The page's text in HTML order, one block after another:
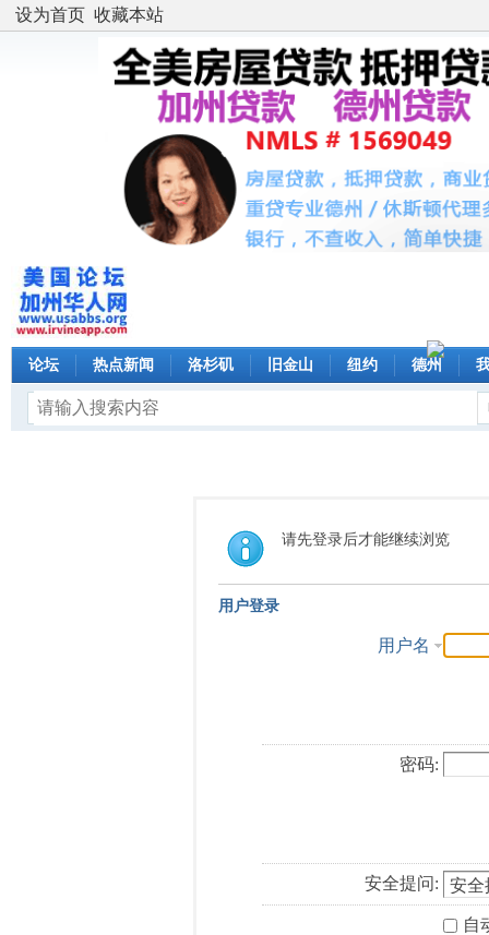
设为首页 收藏本站
论坛 热点新闻 洛杉矶 旧金山 纽约 德州
请先登录后才能继续浏览
用户登录
用户名
密码:
安全提问:
自